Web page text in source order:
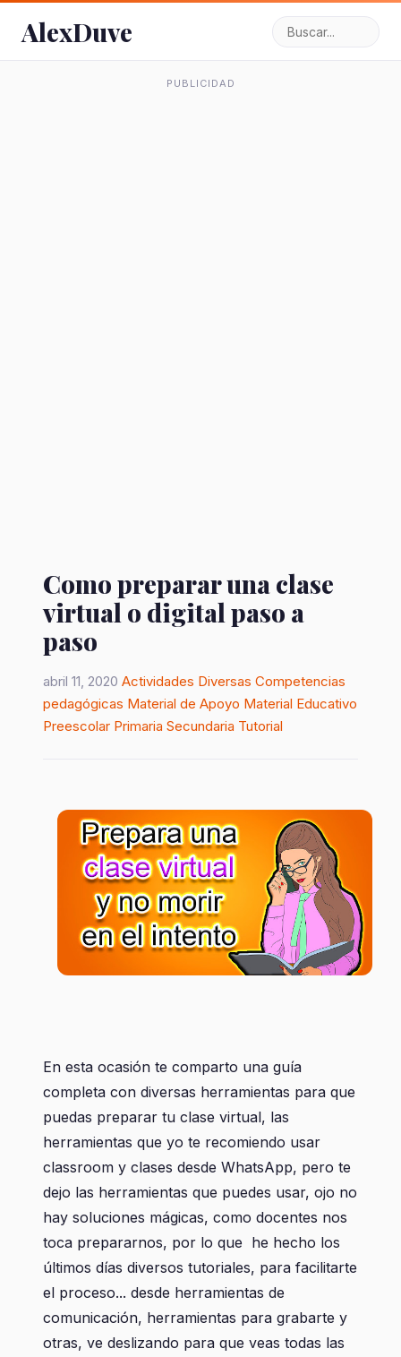
AlexDuve
PUBLICIDAD
Como preparar una clase
virtual o digital paso a
paso
abril 11, 2020 Actividades Diversas Competencias
pedagógicas Material de Apoyo Material Educativo
Preescolar Primaria Secundaria Tutorial
En esta ocasión te comparto una guía
completa con diversas herramientas para que
puedas preparar tu clase virtual, las
herramientas que yo te recomiendo usar
classroom y clases desde WhatsApp, pero te
dejo las herramientas que puedes usar, ojo no
hay soluciones mágicas, como docentes nos
toca prepararnos, por lo que he hecho los
últimos días diversos tutoriales, para facilitarte
el proceso... desde herramientas de
comunicación, herramientas para grabarte y
otras, ve deslizando para que veas todas las